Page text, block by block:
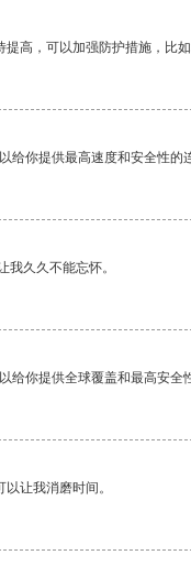
高，可以加强防护措施，比如
给你提供最高速度和安全性的
我久久不能忘怀。
给你提供全球覆盖和最高安全
让我消磨时间。